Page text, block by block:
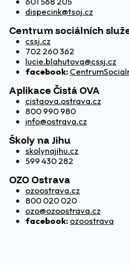
dispecink@tsoj.cz
Centrum sociálních
cssj.cz
702 260 362
lucie.blahutova@cssj.cz
facebook:
Aplikace Čistá OVA
cistaova.ostrava.cz
800 990 980
info@ostrava.cz
Školy na Jihu
skolynajihu.cz
599 430 282
OZO Ostrava
ozoostrava.cz
800 020 020
ozo@ozoostrava.cz
facebook: ozoostrava